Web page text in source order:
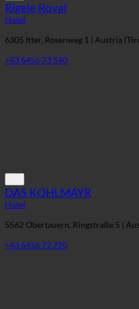
Rigele Royal
Hotel
6305 Itter, Rosenweg 1 | Austria
+43 6456 73 540
DAS KOHLMAYR
Hotel
5562 Obertauern, Ringstraße 5 |
+43 6456 72 720